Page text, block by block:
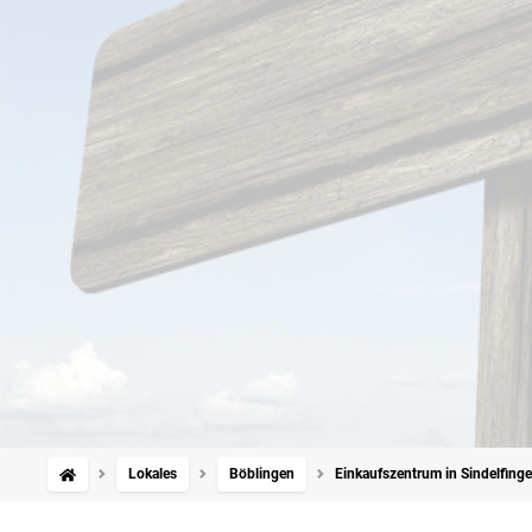
Lokales Böblingen Einkaufszentrum in